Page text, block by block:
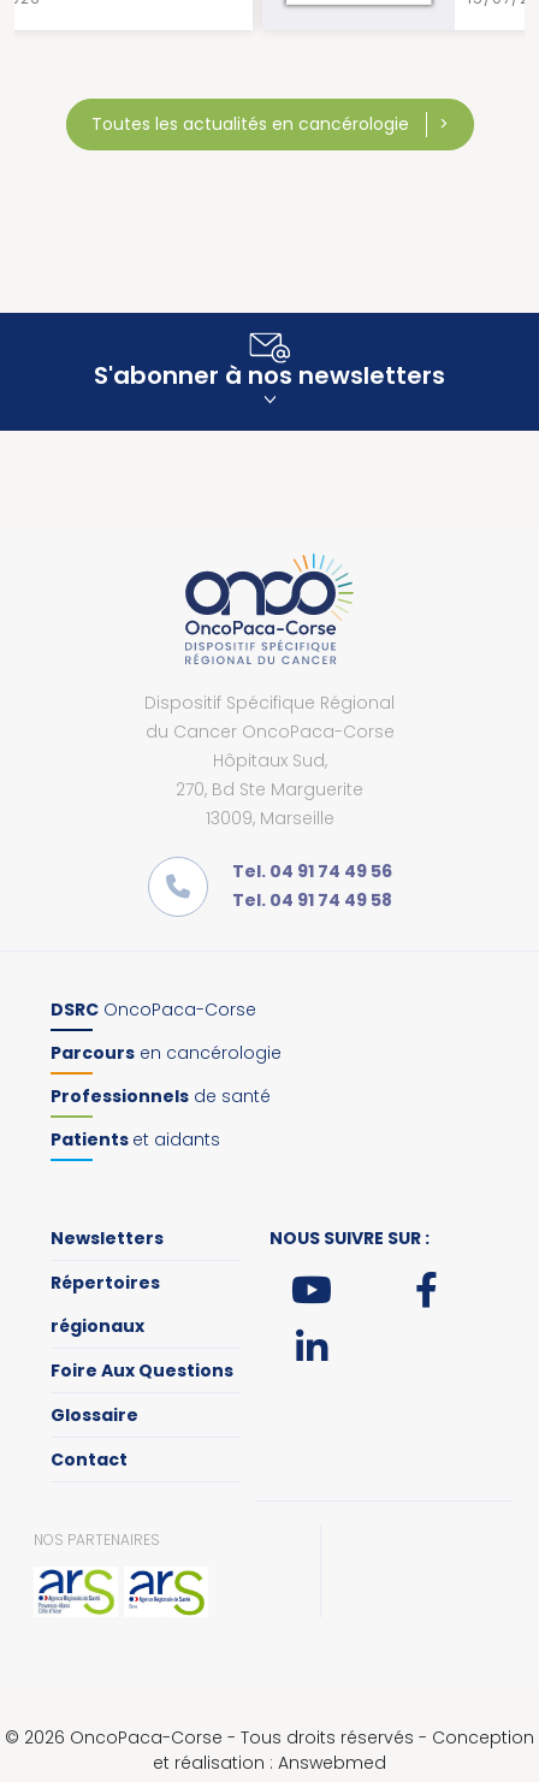
Toutes les actualités en cancérologie
S'abonner à nos newsletters
Dispositif Spécifique Régional
du Cancer OncoPaca-Corse
Hôpitaux Sud,
270, Bd Ste Marguerite
13009, Marseille
Tel. 04 91 74 49 56
Tel. 04 91 74 49 58
DSRC OncoPaca-Corse
Parcours en cancérologie
Professionnels de santé
Patients et aidants
Newsletters
Répertoires
régionaux
Foire Aux Questions
Glossaire
Contact
NOUS SUIVRE SUR :
NOS PARTENAIRES
© 2026 OncoPaca-Corse - Tous droits réservés - Conception
et réalisation : Answebmed